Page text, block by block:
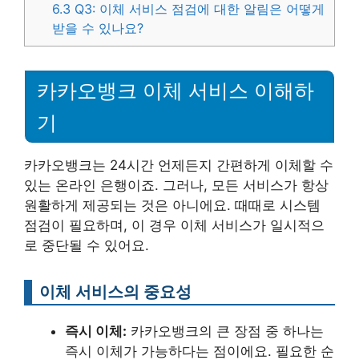
6.3 Q3: 이체 서비스 점검에 대한 알림은 어떻게
받을 수 있나요?
카카오뱅크 이체 서비스 이해하
기
카카오뱅크는 24시간 언제든지 간편하게 이체할 수
있는 온라인 은행이죠. 그러나, 모든 서비스가 항상
원활하게 제공되는 것은 아니에요. 때때로 시스템
점검이 필요하며, 이 경우 이체 서비스가 일시적으
로 중단될 수 있어요.
이체 서비스의 중요성
즉시 이체: 카카오뱅크의 큰 장점 중 하나는
즉시 이체가 가능하다는 점이에요. 필요한 순